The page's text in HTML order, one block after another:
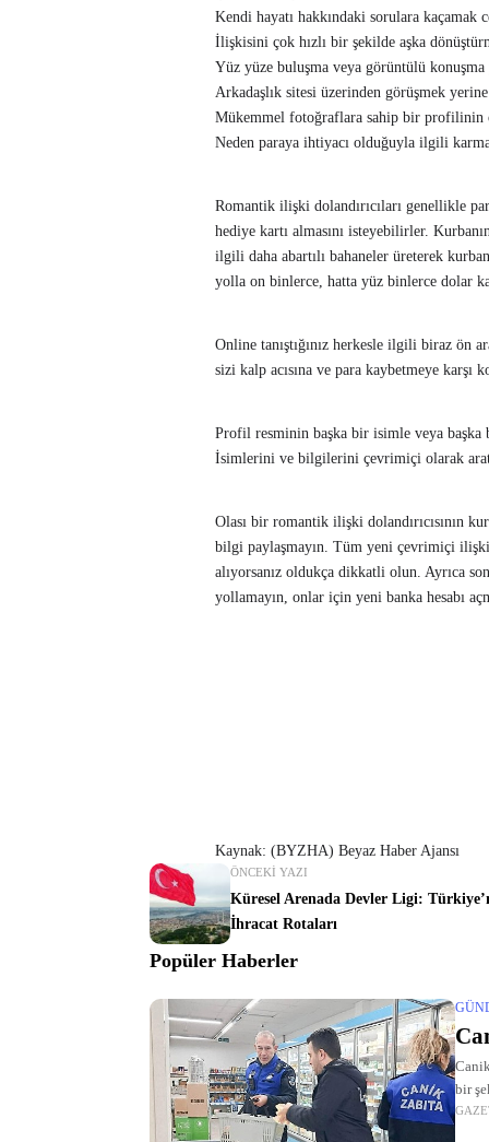
Kendi hayatı hakkındaki sorulara kaçamak
İlişkisini çok hızlı bir şekilde aşka
Yüz yüze buluşma veya görüntülü
Arkadaşlık sitesi üzerinden görüşmek
Mükemmel fotoğraflara sahip bir profilinin
Neden paraya ihtiyacı olduğuyla ilgili
Romantik ilişki dolandırıcıları genellikle
hediye kartı almasını isteyebilirler.
ilgili daha abartılı bahaneler üreterek
yolla on binlerce, hatta yüz binlerce dolar
Online tanıştığınız herkesle ilgili biraz ön
sizi kalp acısına ve para kaybetmeye karşı
Profil resminin başka bir isimle veya
İsimlerini ve bilgilerini çevrimiçi olarak
Olası bir romantik ilişki dolandırıcısının
bilgi paylaşmayın. Tüm yeni çevrimiçi
alıyorsanız oldukça dikkatli olun. Ayrıca
yollamayın, onlar için yeni banka hesabı
Kaynak: (BYZHA) Beyaz Haber Ajansı
ÖNCEKI YAZI
Küresel Arenada Devler Ligi:
İhracat Rotaları
Popüler Haberler
bir